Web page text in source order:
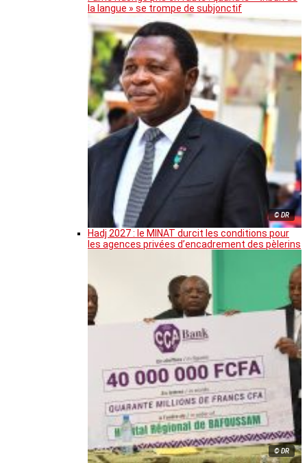
la langue » se trompe de subjonctif
© DR
Hadj 2027 : le MINAT durcit les conditions pour
les agences privées d’encadrement des pèlerins
© DR